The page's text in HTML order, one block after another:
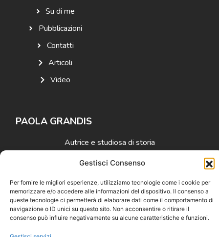
Gestisci Consenso
Per fornire le migliori esperienze, utilizziamo tecnologie come i cookie per
memorizzare e/o accedere alle informazioni del dispositivo. Il consenso a
queste tecnologie ci permetterà di elaborare dati come il comportamento di
navigazione o ID unici su questo sito. Non acconsentire o ritirare il
consenso può influire negativamente su alcune caratteristiche e funzioni.
Su di me
Pubblicazioni
Contatti
Articoli
Video
PAOLA GRANDIS
Autrice e studiosa di storia